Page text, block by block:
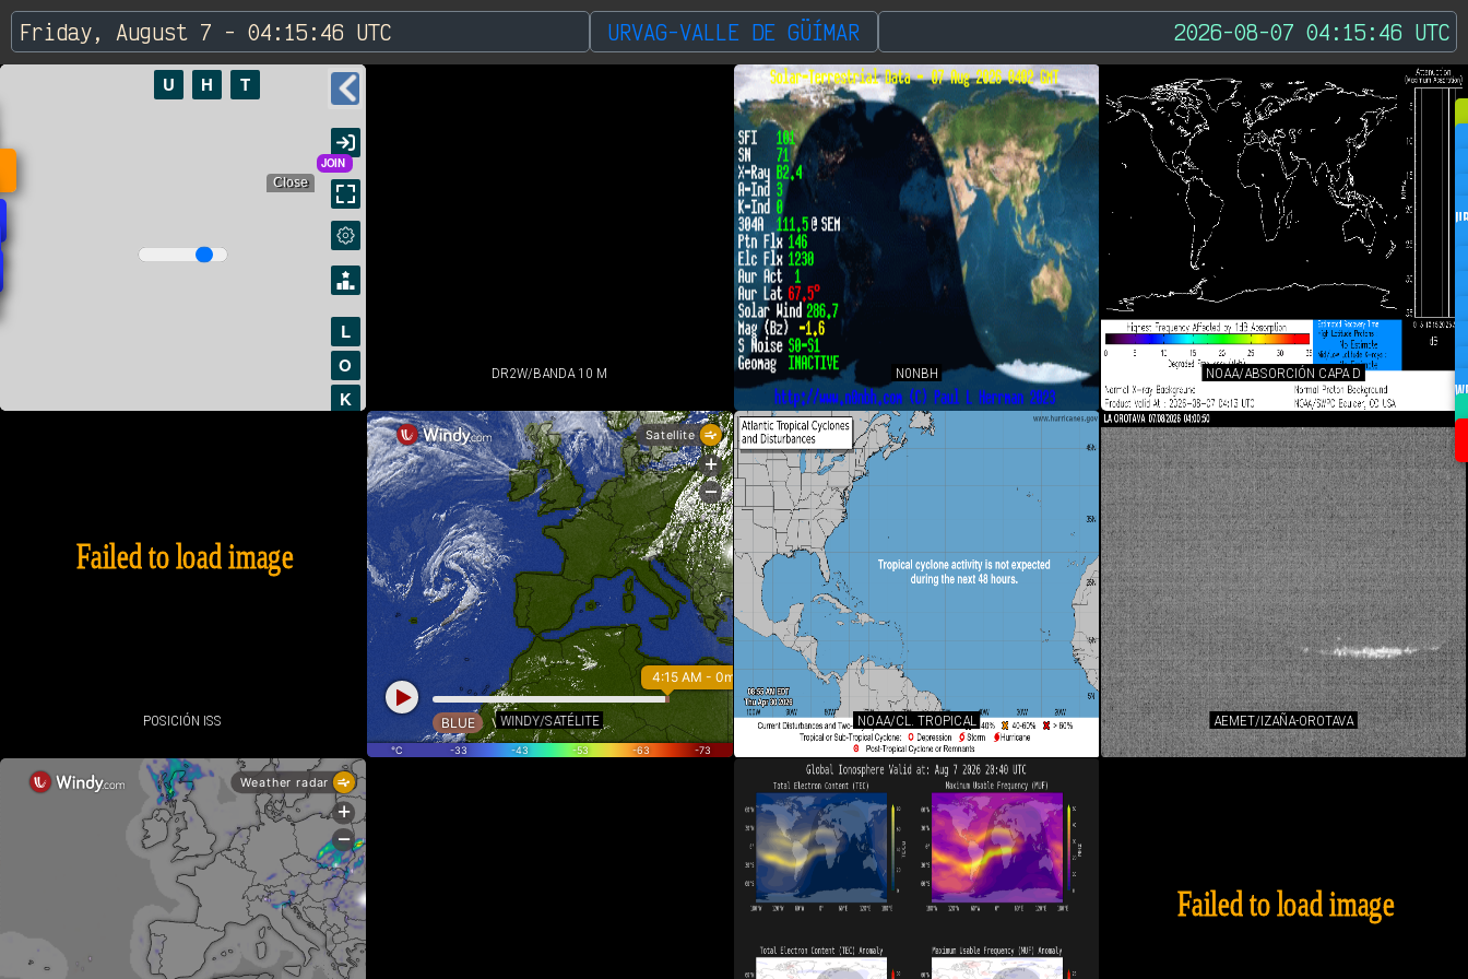
Friday, August 7 - 04:15:46 UTC URVAG-VALLE DE GÜÍMAR 2026-08-07 04:15:46 UTC
DR2W/BANDA 10 M N0NBH NOAA/ABSORCIÓN CAPA D
POSICIÓN ISS WINDY/SATÉLITE NOAA/CL. TROPICAL AEMET/IZAÑA-OROTAVA